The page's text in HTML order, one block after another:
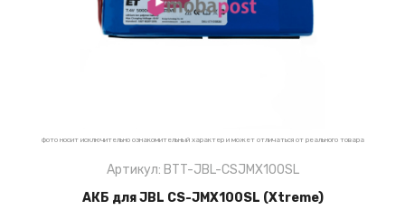
фото носит исключительно ознакомительный характер и может отличаться от реального товара
Артикул: BTT-JBL-CSJMX100SL
АКБ для JBL CS-JMX100SL (Xtreme)